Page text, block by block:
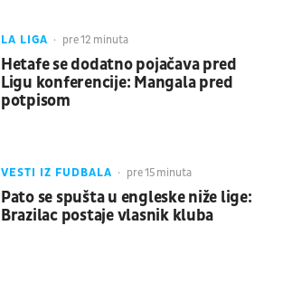
LA LIGA pre 12 minuta
Hetafe se dodatno pojačava pred
Ligu konferencije: Mangala pred
potpisom
VESTI IZ FUDBALA pre 15 minuta
Pato se spušta u engleske niže lige:
Brazilac postaje vlasnik kluba